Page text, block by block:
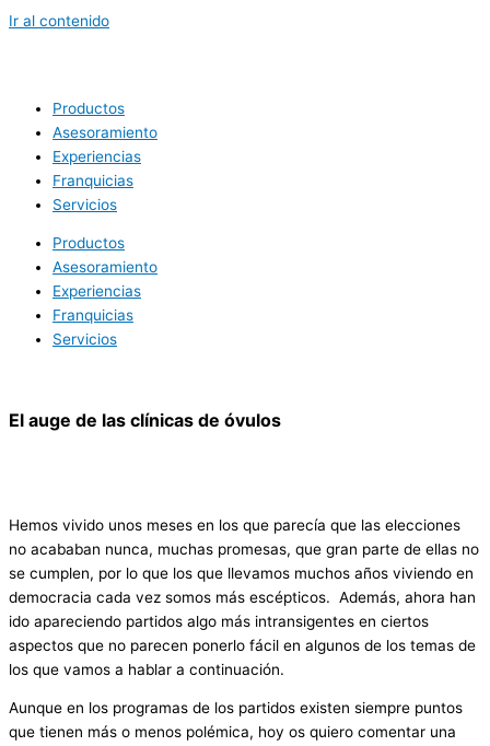
Ir al contenido
Productos
Asesoramiento
Experiencias
Franquicias
Servicios
Productos
Asesoramiento
Experiencias
Franquicias
Servicios
El auge de las clínicas de óvulos
Hemos vivido unos meses en los que parecía que las elecciones
no acababan nunca, muchas promesas, que gran parte de ellas no
se cumplen, por lo que los que llevamos muchos años viviendo en
democracia cada vez somos más escépticos. Además, ahora han
ido apareciendo partidos algo más intransigentes en ciertos
aspectos que no parecen ponerlo fácil en algunos de los temas de
los que vamos a hablar a continuación.
Aunque en los programas de los partidos existen siempre puntos
que tienen más o menos polémica, hoy os quiero comentar una